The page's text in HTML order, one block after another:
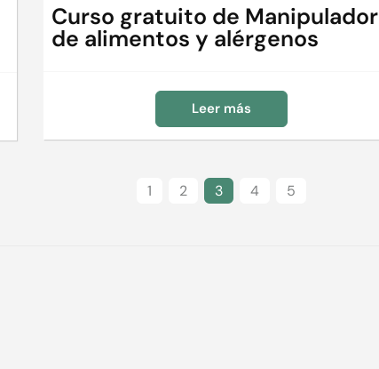
Curso gratuito de Manipulador
de alimentos y alérgenos
Leer más
1 2 3 4 5